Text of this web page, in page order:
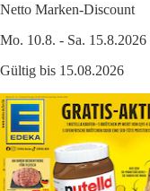
Netto Marken-Discount
Mo. 10.8. - Sa. 15.8.2026
Gültig bis 15.08.2026